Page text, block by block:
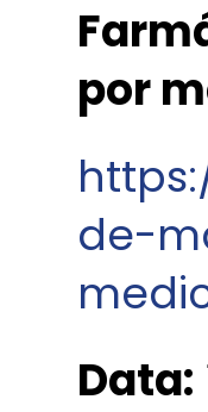
por
de-
Data: